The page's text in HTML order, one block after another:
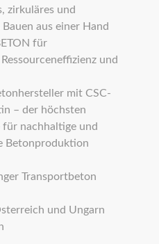
zirkuläres und
aus einer Hand
für
und
mit CSC-
– der höchsten
nachhaltige und
Betonproduktion
Transportbeton
und Ungarn